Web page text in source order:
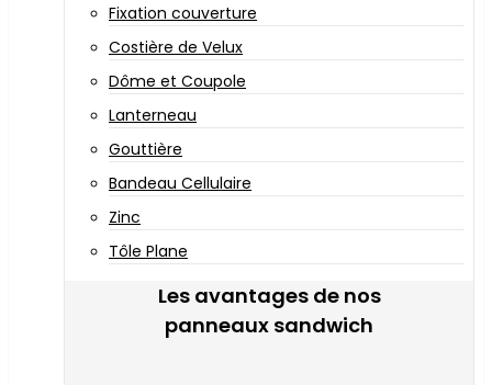
Fixation couverture
Costière de Velux
Dôme et Coupole
Lanterneau
Gouttière
Bandeau Cellulaire
Zinc
Tôle Plane
Les avantages de nos
panneaux sandwich